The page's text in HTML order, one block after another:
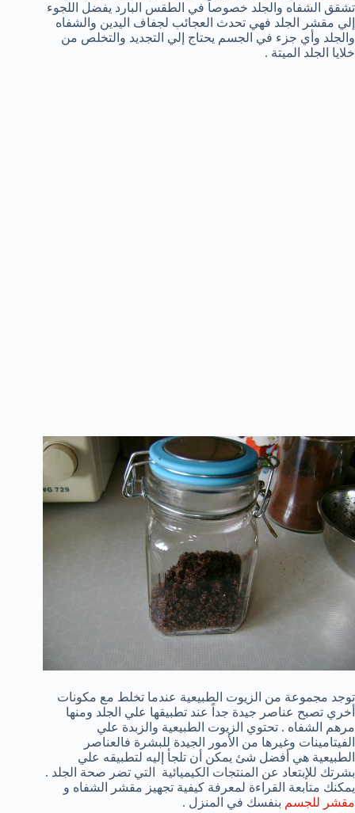
تشقق الشفاه والجلد خصوصاً في الطقس البارد يفضل اللجوء
إلي مقشر الجلد فهي تحدث العجائب لجفاف اليدين والشفاه
والجلد وأي جزء في الجسم يحتاج إلي التجديد والتخلص من
خلايا الجلد الميتة .
توجد مجموعة من الزيوت الطبيعية عندما تخلط مع مكونات
أخري تصبح عناصر جيدة جداً عند تطبيقها علي الجلد ومنها
مرهم الشفاه . تحتوي الزيوت الطبيعية والزبدة علي
الفيتامينات وغيرها من الأمور الجيدة للبشرة فالعناصر
الطبيعية هي أفضل شئ يمكن أن تلجأ إليه لتطبيقه علي
بشرتك للإبتعاد عن المنتجات الكيميائية التي تضر صحة الجلد .
يمكنك متابعة القراءة لمعرفة كيفية تجهيز مقشر الشفاه و
مقشر للجسم بنفسك في المنزل .